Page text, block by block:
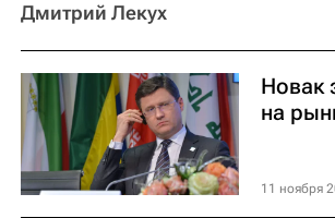
Дмитрий Лекух
Новак
на
11 ноября